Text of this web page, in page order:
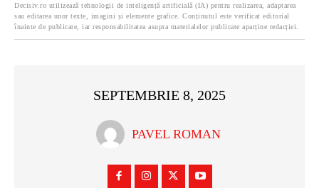
Decisiv.ro utilizează tehnologii de inteligență artificială (IA) pentru realizarea, adaptarea
sau editarea unor texte, imagini și elemente grafice. Conținutul este verificat editorial
înainte de publicare, iar responsabilitatea asupra materialelor publicate aparține redacției.
SEPTEMBRIE 8, 2025
PAVEL ROMAN